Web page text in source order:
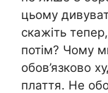
цьому
скажіть
потім? Чому
обов’язково
плаття. Не